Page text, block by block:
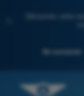
Découvrez notre
Se connecter